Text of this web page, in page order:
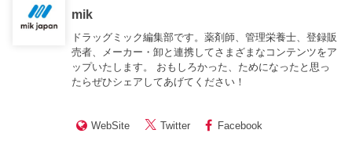
mik
ドラッグミック編集部です。薬剤師、管理栄養士、登録販
売者、メーカー・卸と連携してさまざまなコンテンツをア
ップいたします。 おもしろかった、ためになったと思っ
たらぜひシェアしてあげてください！
WebSite Twitter Facebook